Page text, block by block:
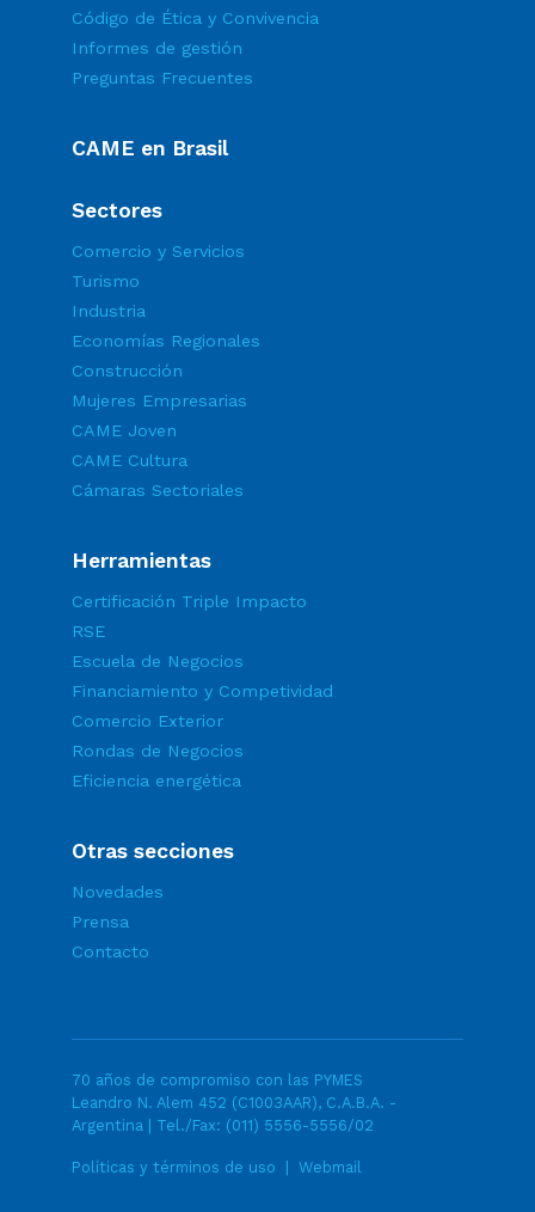
Código de Ética y Convivencia
Informes de gestión
Preguntas Frecuentes
CAME en Brasil
Sectores
Comercio y Servicios
Turismo
Industria
Economías Regionales
Construcción
Mujeres Empresarias
CAME Joven
CAME Cultura
Cámaras Sectoriales
Herramientas
Certificación Triple Impacto
RSE
Escuela de Negocios
Financiamiento y Competividad
Comercio Exterior
Rondas de Negocios
Eficiencia energética
Otras secciones
Novedades
Prensa
Contacto
70 años de compromiso con las PYMES
Leandro N. Alem 452 (C1003AAR), C.A.B.A. -
Argentina | Tel./Fax: (011) 5556-5556/02
Políticas y términos de uso Webmail